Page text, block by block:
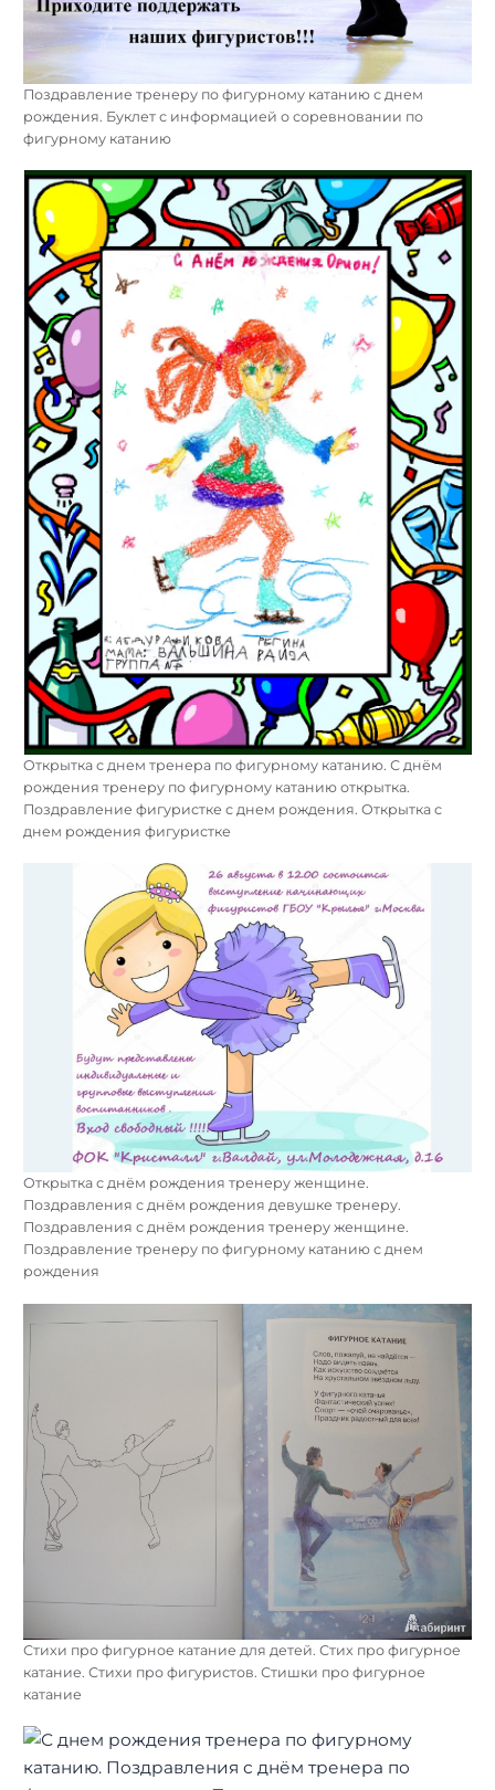
Поздравление тренеру по фигурному катанию с днем
рождения. Буклет с информацией о соревновании по
фигурному катанию
Открытка с днем тренера по фигурному катанию. С днём
рождения тренеру по фигурному катанию открытка.
Поздравление фигуристке с днем рождения. Открытка с
днем рождения фигуристке
Открытка с днём рождения тренеру женщине.
Поздравления с днём рождения девушке тренеру.
Поздравления с днём рождения тренеру женщине.
Поздравление тренеру по фигурному катанию с днем
рождения
Стихи про фигурное катание для детей. Стих про фигурное
катание. Стихи про фигуристов. Стишки про фигурное
катание